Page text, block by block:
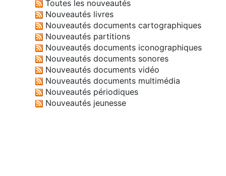
Toutes les nouveautés
Nouveautés livres
Nouveautés documents cartographiques
Nouveautés partitions
Nouveautés documents iconographiques
Nouveautés documents sonores
Nouveautés documents vidéo
Nouveautés documents multimédia
Nouveautés périodiques
Nouveautés jeunesse